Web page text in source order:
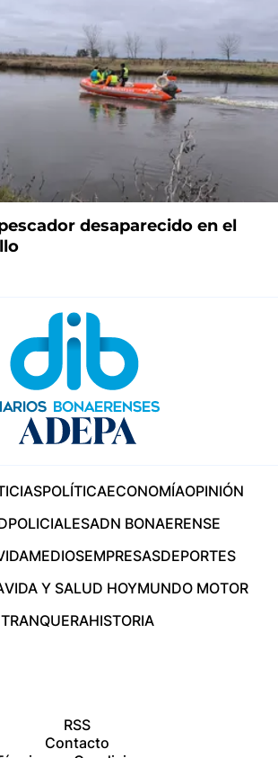
desaparecido en el
POLÍTICAECONOMÍAOPINIÓN
POLICIALESADN BONAERENSE
MEDIOSEMPRESASDEPORTES
VIDA Y SALUD HOYMUNDO MOTOR
TRANQUERAHISTORIA
RSS
Contacto